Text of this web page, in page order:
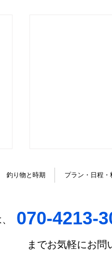
釣り物と時期 プラン・日程・
070-4213-
までお気軽にお問